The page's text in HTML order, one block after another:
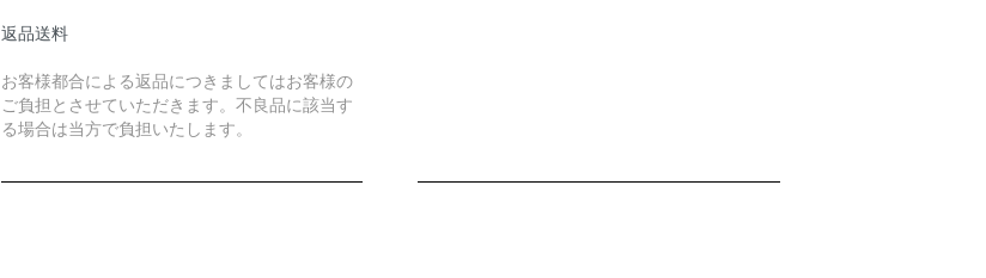
返品送料
お客様都合による返品につきましてはお客様の
ご負担とさせていただきます。不良品に該当す
る場合は当方で負担いたします。